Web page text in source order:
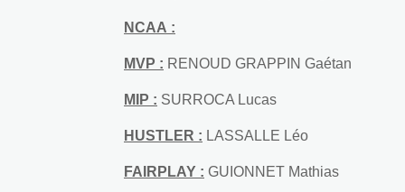
NCAA :
MVP : RENOUD
MIP : SURROCA Lucas
HUSTLER : LASSALLE Léo
FAIRPLAY : GUIONNET Mathias